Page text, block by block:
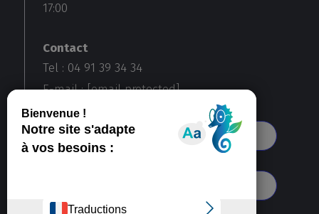
17:00
Contact
Tel : 04 91 39 34 34
E-mail :[email protected]
Voir toutes nos agences